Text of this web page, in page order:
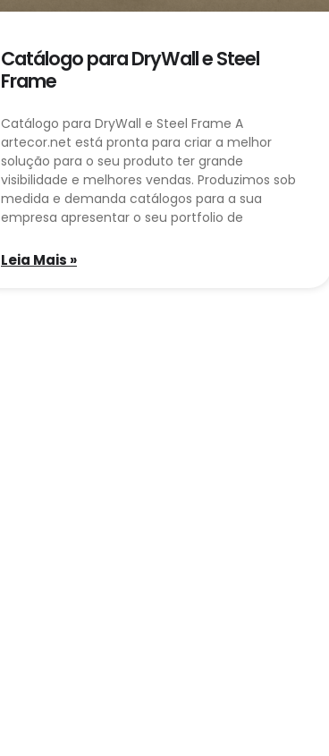
Catálogo para DryWall e Steel
Frame
Catálogo para DryWall e Steel Frame A
artecor.net está pronta para criar a melhor
solução para o seu produto ter grande
visibilidade e melhores vendas. Produzimos sob
medida e demanda catálogos para a sua
empresa apresentar o seu portfolio de
Leia Mais »